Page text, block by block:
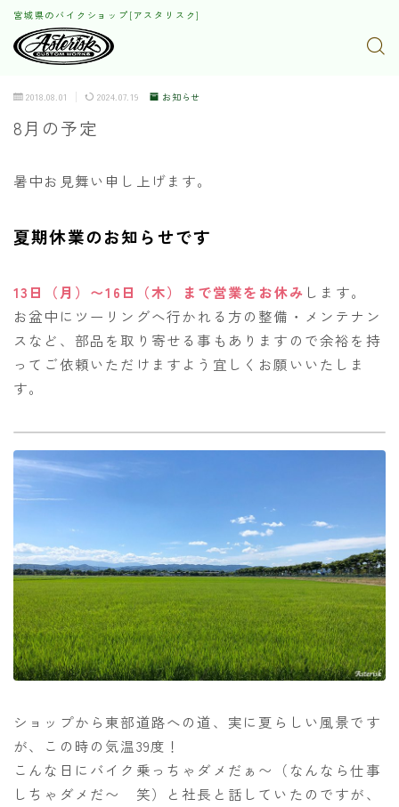
宮城県のバイクショップ[アスタリスク]
2018.08.01 2024.07.19 お知らせ
8月の予定
暑中お見舞い申し上げます。
夏期休業のお知らせです
13日（月）〜16日（木）まで営業をお休み します。
お盆中にツーリングへ行かれる方の整備・メンテナン
スなど、部品を取り寄せる事もありますので余裕を持
ってご依頼いただけますよう宜しくお願いいたしま
す。
ショップから東部道路への道、実に夏らしい風景です
が、この時の気温39度！
こんな日にバイク乗っちゃダメだぁ〜（なんなら仕事
しちゃダメだ〜 笑）と社長と話していたのですが、